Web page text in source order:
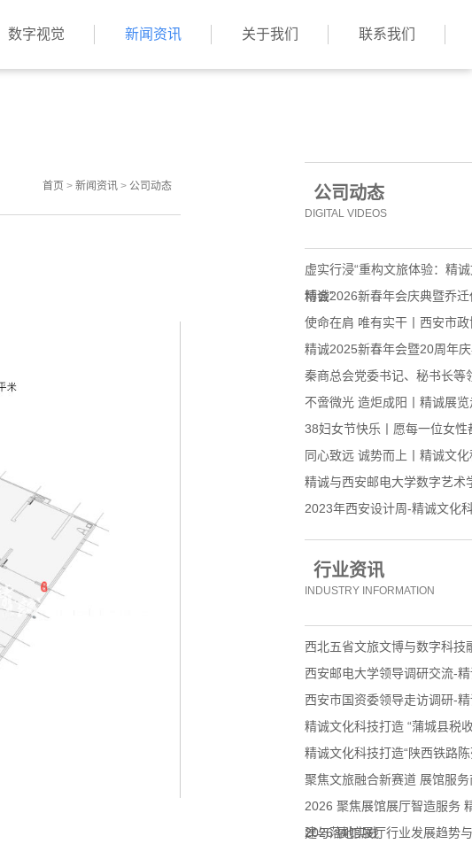
数字视觉 新闻资讯 关于我们 联系我们
首页 > 新闻资讯 > 公司动态 公司动态
DIGITAL VIDEOS
虚实行浸“重构文旅体验：精
博会”
精诚2026新春年会庆典暨乔
使命在肩 唯有实干丨西安市
精诚2025新春年会暨20周年
秦商总会党委书记、秘书长等
不啻微光 造炬成阳丨精诚展
38妇女节快乐丨愿每一位女性
同心致远 诚势而上丨精诚文
精诚与西安邮电大学数字艺术
2023年西安设计周-精诚文化
行业资讯
INDUSTRY INFORMATION
西北五省文旅文博与数字科技
西安邮电大学领导调研交流-
西安市国资委领导走访调研-
精诚文化科技打造 “蒲城县税
精诚文化科技打造“陕西铁路
聚焦文旅融合新赛道 展馆服
2026 聚焦展馆展厅智造服务
建与落地实践
2026 展馆展厅行业发展趋势